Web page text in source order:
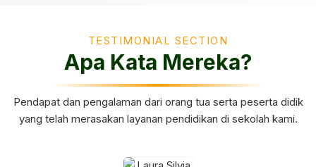
TESTIMONIAL SECTION
Apa Kata Mereka?
Pendapat dan pengalaman dari orang tua serta peserta didik
yang telah merasakan layanan pendidikan di sekolah kami.